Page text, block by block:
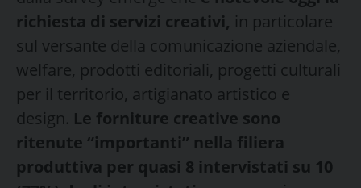
richiesta di servizi creativi, in particolare
sul versante della comunicazione aziendale,
welfare, prodotti editoriali, progetti culturali
per il territorio, artigianato artistico e
design. Le forniture creative sono
ritenute “importanti” nella filiera
produttiva per quasi 8 intervistati su 10